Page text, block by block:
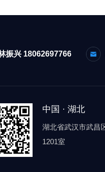
振兴 18062697766
中国 · 湖北
湖北省武汉市武昌
1201室